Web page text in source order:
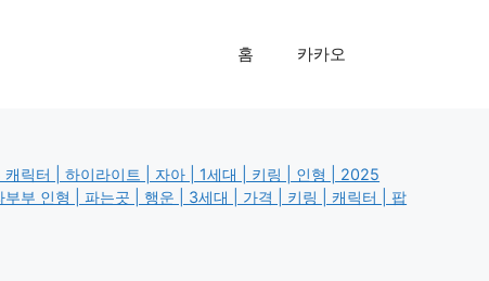
홈 카카오
캐릭터 | 하이라이트 | 자아 | 1세대 | 키링 | 인형 | 2025
부부 인형 | 파는곳 | 행운 | 3세대 | 가격 | 키링 | 캐릭터 | 팝